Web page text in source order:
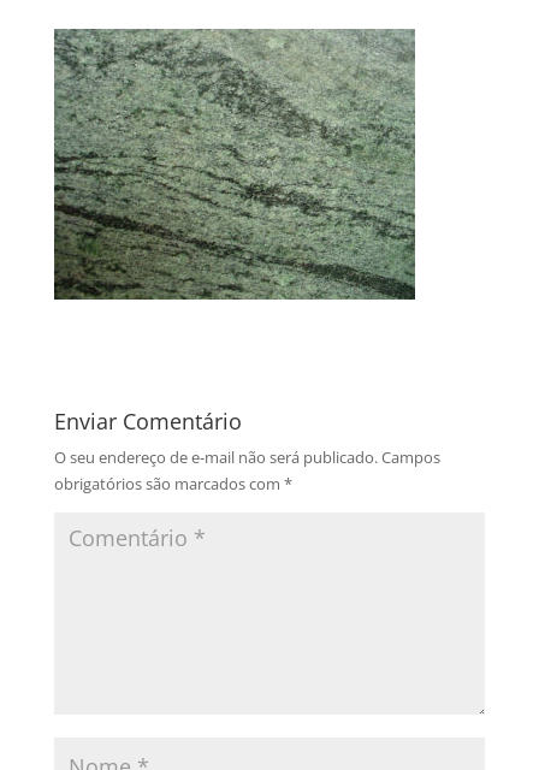
Enviar Comentário
O seu endereço de e-mail não será publicado.Campos
obrigatórios são marcados com *